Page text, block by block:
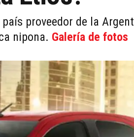
proveedor de la
nipona. Galería de fotos